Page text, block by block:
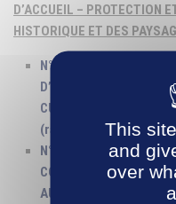
D’ACCUEIL – PROTECTION
HISTORIQUE ET DES
N°5 –
D’EXTENSION DE
CUSSET –
(rapporteur M. Jean-
N°6 – SPORT –
CONSTRUCTION
AUVERGNE RHÔNE
This
and
over